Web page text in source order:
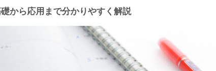
から応用まで分かりやすく解説